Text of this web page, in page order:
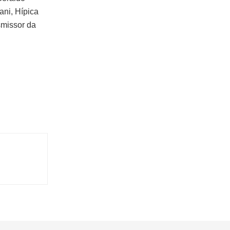
Hípica
da